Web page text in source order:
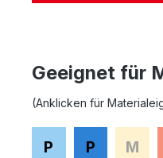
Geeignet für
(Anklicken für
P P M